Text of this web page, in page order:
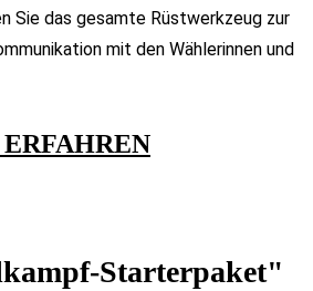
Sie das gesamte Rüstwerkzeug zur
mit den Wählerinnen und
Starterpaket"